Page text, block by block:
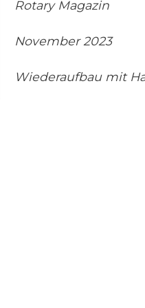
Rotary Magazin
November 2023
Wiederaufbau mit